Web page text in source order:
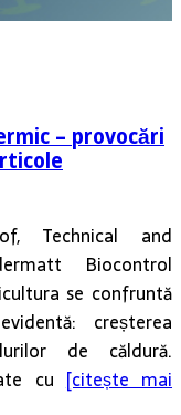
Technical and
Biocontrol
se confruntă
creșterea
de căldură.
cu[citește mai